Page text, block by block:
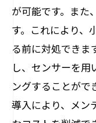
が可能です。また
す。これにより、
る前に対処できま
し、センサーを用
ングすることがで
導入により、メン